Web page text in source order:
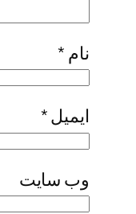
نام *
ایمیل*
وب‌ سایت